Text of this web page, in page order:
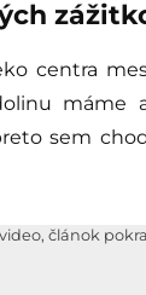
centra
máme
sem
článok